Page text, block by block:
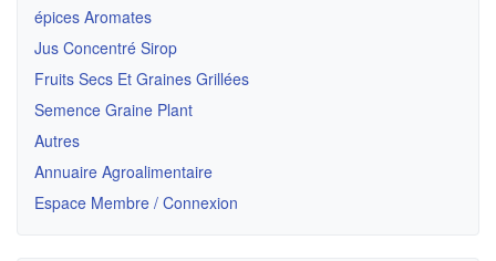
épices Aromates
Jus Concentré Sirop
Fruits Secs Et Graines Grillées
Semence Graine Plant
Autres
Annuaire Agroalimentaire
Espace Membre / Connexion